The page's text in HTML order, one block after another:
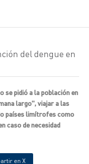
del dengue en
se pidió a la población en
largo", viajar a las
países limítrofes como
caso de necesidad
en X